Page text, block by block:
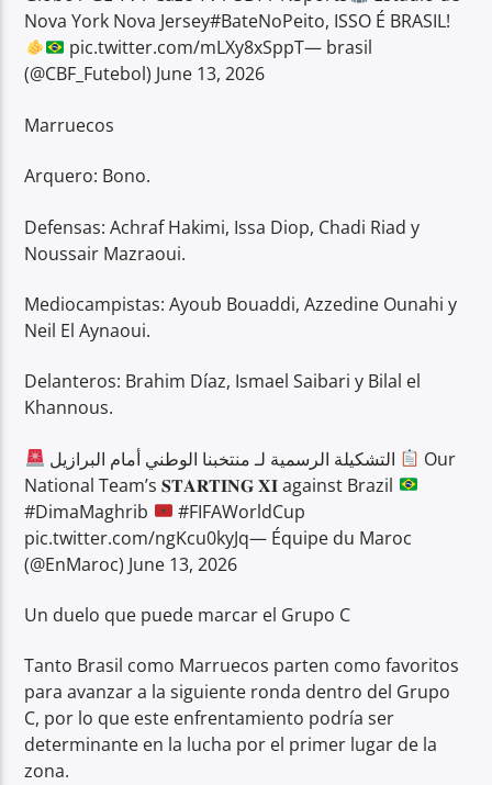
Nova York Nova Jersey#BateNoPeito, ISSO É BRASIL!
pic.twitter.com/mLXy8xSppT— brasil
(@CBF_Futebol) June 13, 2026
Marruecos
Arquero: Bono.
Defensas: Achraf Hakimi, Issa Diop, Chadi Riad y
Noussair Mazraoui.
Mediocampistas: Ayoub Bouaddi, Azzedine Ounahi y
Neil El Aynaoui.
Delanteros: Brahim Díaz, Ismael Saibari y Bilal el
Khannous.
Our
National Team’s 𝐒𝐓𝐀𝐑𝐓𝐈𝐍𝐆 𝐗𝐈 against Brazil
#DimaMaghrib
#FIFAWorldCup
pic.twitter.com/ngKcu0kyJq— Équipe du Maroc
(@EnMaroc) June 13, 2026
Un duelo que puede marcar el Grupo C
Tanto Brasil como Marruecos parten como favoritos
para avanzar a la siguiente ronda dentro del Grupo
C, por lo que este enfrentamiento podría ser
determinante en la lucha por el primer lugar de la
zona.